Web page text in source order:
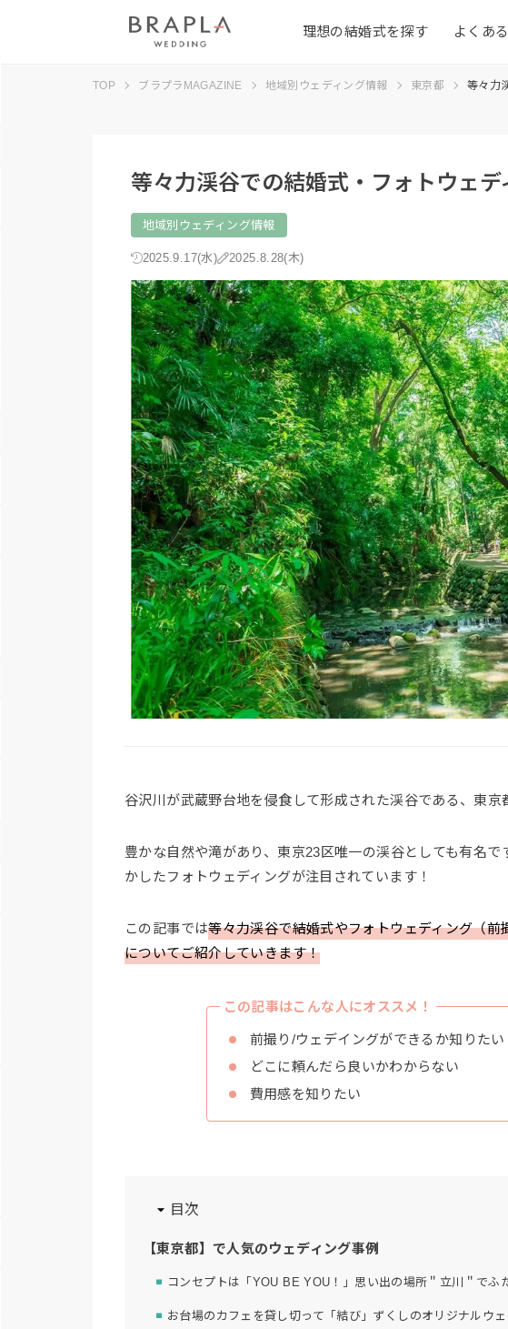
理想の結婚式を探す よくあ
TOP ブラプラMAGAZINE 地域別ウェディング情報 東京都 等々力
等々力渓谷での結婚式・フォトウェデ
地域別ウェディング情報
2025.9.17(水) 2025.8.28(木)
谷沢川が武蔵野台地を侵食して形成された渓谷である、東京
豊かな自然や滝があり、東京23区唯一の渓谷としても有名
かしたフォトウェディングが注目されています！
この記事では等々力渓谷で結婚式やフォトウェディング（
についてご紹介していきます！
この記事はこんな人にオススメ！
前撮り/ウェデイングができるか知りたい
どこに頼んだら良いかわからない
費用感を知りたい
目次
【東京都】で人気のウェディング事例
コンセプトは「YOU BE YOU！」思い出の場所＂立川＂でふ
お台場のカフェを貸し切って「結び」ずくしのオリジナルウ